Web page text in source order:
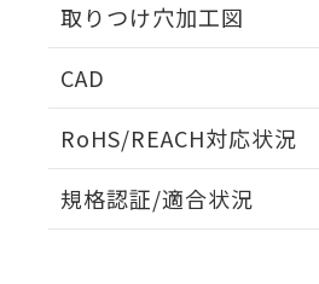
取りつけ穴加工図
CAD
RoHS/REACH対応状況
EU RoHS 注意事項・凡例
規格認証/適合状況